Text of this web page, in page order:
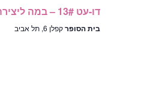
דו-עט 13# – במה ליצירה מקורית וקצרה
בית הסופרקפלן 6, תל אביב